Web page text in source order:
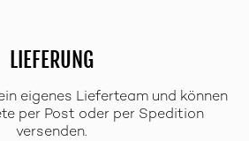
LIEFERUNG
eigenes Lieferteam und können
per Post oder per Spedition
versenden.